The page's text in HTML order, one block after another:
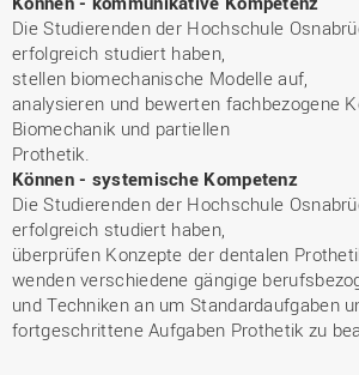
Die Studierenden der Hochschule
erfolgreich studiert haben,
stellen biomechanische Modelle auf,
analysieren und bewerten fachbezogene
Biomechanik und partiellen
Prothetik.
Können - systemische Kompetenz
Die Studierenden der Hochschule
erfolgreich studiert haben,
überprüfen Konzepte der dentalen
wenden verschiedene gängige
und Techniken an um Standardaufgaben
fortgeschrittene Aufgaben Prothetik zu